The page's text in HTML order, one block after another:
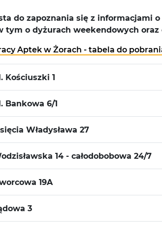
do zapoznania się z informacjami
tym o dyżurach weekendowych oraz
Aptek w Żorach - tabela do
Kościuszki 1
Bankowa 6/1
Władysława 27
14 - całodobobowa 24/7
19A
3